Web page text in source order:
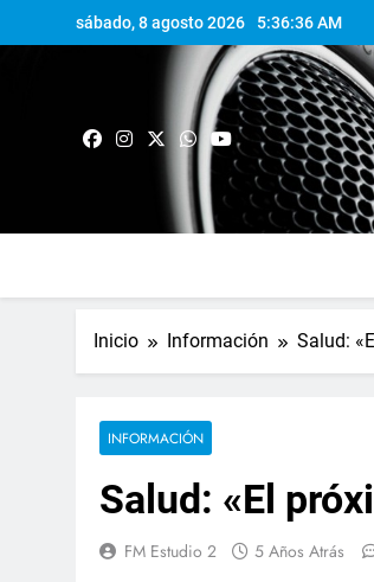
sábado, 8 agosto 2026 5:36:37 AM
Inicio Información Salud:
INFORMACIÓN
Salud: «El
FM Estudio 2 5 Años Atrás